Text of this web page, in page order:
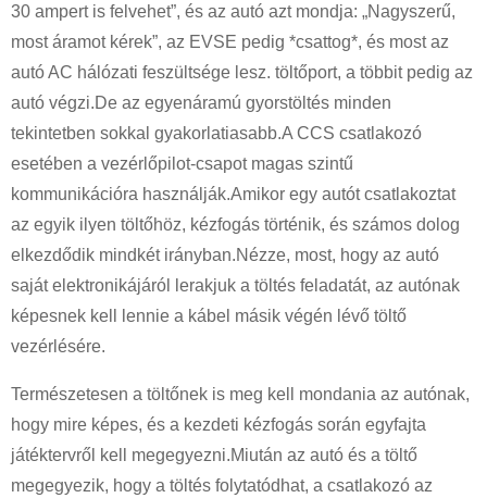
30 ampert is felvehet”, és az autó azt mondja: „Nagyszerű,
most áramot kérek”, az EVSE pedig *csattog*, és most az
autó AC hálózati feszültsége lesz. töltőport, a többit pedig az
autó végzi.De az egyenáramú gyorstöltés minden
tekintetben sokkal gyakorlatiasabb.A CCS csatlakozó
esetében a vezérlőpilot-csapot magas szintű
kommunikációra használják.Amikor egy autót csatlakoztat
az egyik ilyen töltőhöz, kézfogás történik, és számos dolog
elkezdődik mindkét irányban.Nézze, most, hogy az autó
saját elektronikájáról lerakjuk a töltés feladatát, az autónak
képesnek kell lennie a kábel másik végén lévő töltő
vezérlésére.
Természetesen a töltőnek is meg kell mondania az autónak,
hogy mire képes, és a kezdeti kézfogás során egyfajta
játéktervről kell megegyezni.Miután az autó és a töltő
megegyezik, hogy a töltés folytatódhat, a csatlakozó az